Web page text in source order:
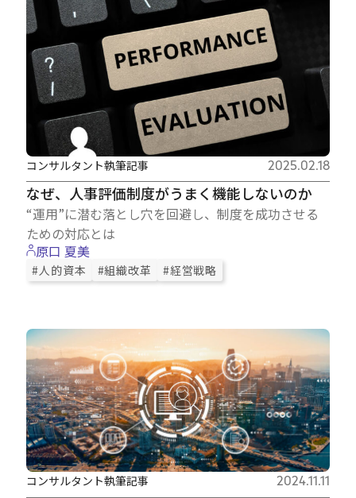
なぜ、人事評価制度がうまく機能しないのか
“運用”に潜む落とし穴を回避し、制度を成功させる
ための対応とは
コンサルタント執筆記事 2025.02.18
原口 夏美
#人的資本 #組織改革 #経営戦略
コンサルタント執筆記事 2024.11.11